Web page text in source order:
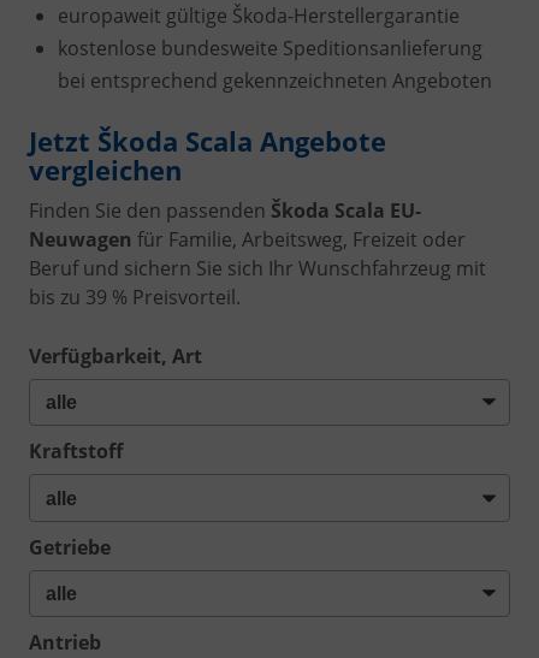
europaweit gültige Škoda-Herstellergarantie
kostenlose bundesweite Speditionsanlieferung
bei entsprechend gekennzeichneten Angeboten
Jetzt Škoda Scala Angebote
vergleichen
Finden Sie den passenden Škoda Scala EU-
Neuwagen für Familie, Arbeitsweg, Freizeit oder
Beruf und sichern Sie sich Ihr Wunschfahrzeug mit
bis zu 39 % Preisvorteil.
Verfügbarkeit, Art
Kraftstoff
Getriebe
Antrieb